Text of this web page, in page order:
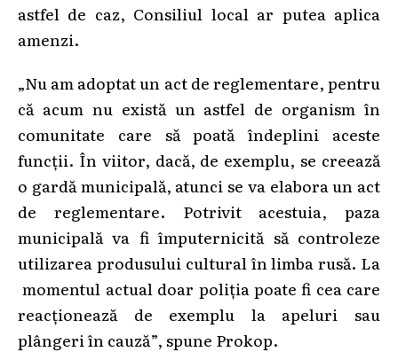
astfel de caz, Consiliul local ar putea aplica
amenzi.
„Nu am adoptat un act de reglementare, pentru
că acum nu există un astfel de organism în
comunitate care să poată îndeplini aceste
funcții. În viitor, dacă, de exemplu, se creează
o gardă municipală, atunci se va elabora un act
de reglementare. Potrivit acestuia, paza
municipală va fi împuternicită să controleze
utilizarea produsului cultural în limba rusă. La
momentul actual doar poliția poate fi cea care
reacționează de exemplu la apeluri sau
plângeri în cauză”, spune Prokop.